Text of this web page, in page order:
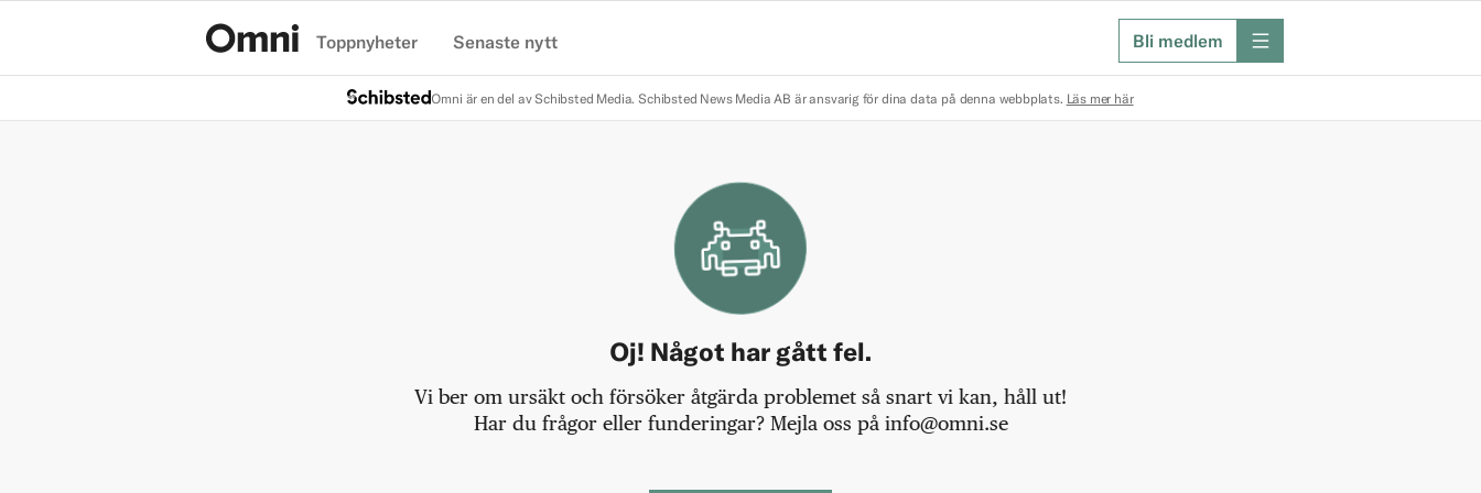
Toppnyheter Senaste nytt Bli medlem meny
Omni är en del av Schibsted Media. Schibsted News Media AB är ansvarig för dina data på denna webbplats. Läs mer här
Oj! Något har gått fel.
Vi ber om ursäkt och försöker åtgärda problemet så snart vi kan, håll ut!
Har du frågor eller funderingar? Mejla oss på info@omni.se